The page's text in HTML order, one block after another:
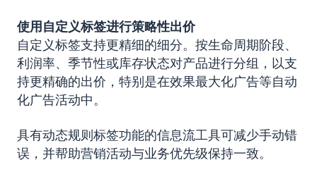
使用自定义标签进行策略性出价
自定义标签支持更精细的细分。按生命周期阶段、
利润率、季节性或库存状态对产品进行分组，以支
持更精确的出价，特别是在效果最大化广告等自动
化广告活动中。
具有动态规则标签功能的信息流工具可减少手动错
误，并帮助营销活动与业务优先级保持一致。